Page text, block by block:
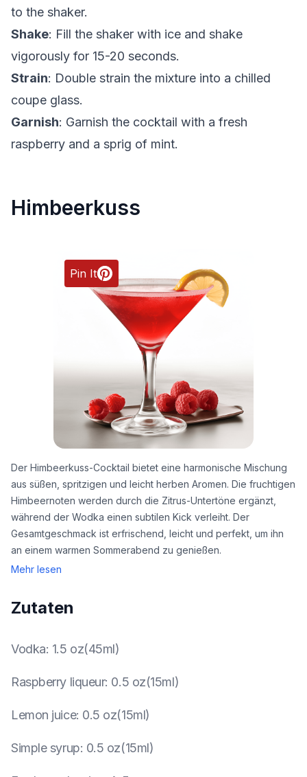
to the shaker.
Shake: Fill the shaker with ice and shake
vigorously for 15-20 seconds.
Strain: Double strain the mixture into a chilled
coupe glass.
Garnish: Garnish the cocktail with a fresh
raspberry and a sprig of mint.
Himbeerkuss
Pin It
Der Himbeerkuss-Cocktail bietet eine harmonische Mischung
aus süßen, spritzigen und leicht herben Aromen. Die fruchtigen
Himbeernoten werden durch die Zitrus-Untertöne ergänzt,
während der Wodka einen subtilen Kick verleiht. Der
Gesamtgeschmack ist erfrischend, leicht und perfekt, um ihn
an einem warmen Sommerabend zu genießen.
Mehr lesen
Zutaten
Vodka: 1.5 oz(45ml)
Raspberry liqueur: 0.5 oz(15ml)
Lemon juice: 0.5 oz(15ml)
Simple syrup: 0.5 oz(15ml)